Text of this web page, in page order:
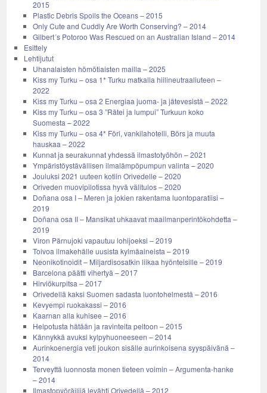
2015
Plastic Debris Spoils the Oceans – 2015
Only Cute and Cuddly Are Worth Conserving? – 2014
Gilbert´s Potoroo Was Rescued on an Australian Island – 2014
Esittely
Lehtijutut
Uhanalaisten hömötiaisten mailla – 2025
Kiss my Turku – osa 1* Turku matkalla hiilineutraaliuteen –
2022
Kiss my Turku – osa 2 Energiaa juoma- ja jätevesistä – 2022
Kiss my Turku – osa 3 ”Rätei ja lumpui” Turkuun koko
Suomesta – 2022
Kiss my Turku – osa 4* Föri, vankilahotelli, Börs ja muuta
hauskaa – 2022
Kunnat ja seurakunnat yhdessä ilmastotyöhön – 2021
Ympäristöystävällisen ilmalämpöpumpun valinta – 2020
Jouluksi 2021 uuteen kotiin Orivedelle – 2020
Oriveden muovipilotissa hyvä välitulos – 2020
Doñana osa I – Meren ja jokien rakentama luontoparatiisi –
2019
Doñana osa II – Mansikat uhkaavat maailmanperintökohdetta –
2019
Viron Pärnujoki vapautuu lohijoeksi – 2019
Toivoa ilmakehälle uusista kylmäaineista – 2019
Neonikotinoidit – Miljardisosatkin liikaa hyönteisille – 2019
Barcelona päätti vihertyä – 2017
Hirviökurpitsa – 2017
Orivedellä kaksi Suomen sadasta luontohelmestä – 2016
Kevyempi ruokakassi – 2016
Kaarnan alla kuhisee – 2016
Helpotusta hätään ja ravinteita peltoon – 2015
Kännykkä avuksi kylpyhuoneeseen – 2014
Aurinkoenergia veti joukon sisälle aurinkoisena syyspäivänä –
2014
Terveyttä luonnosta monen tieteen voimin – Argumenta-hanke
– 2014
Ilmastopyöräilijä levähti Orivedellä – 2012